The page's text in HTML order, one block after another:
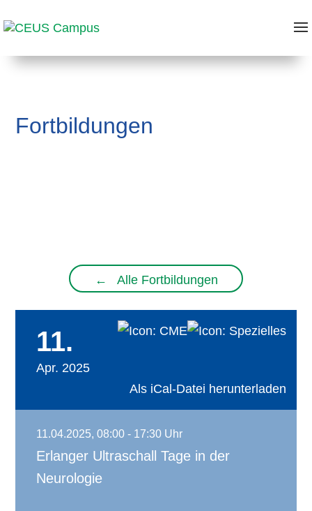
Fortbildungen
← Alle Fortbildungen
11.
Apr. 2025
Als iCal-Datei herunterladen
11.04.2025, 08:00 - 17:30 Uhr
Erlanger Ultraschall Tage in der
Neurologie